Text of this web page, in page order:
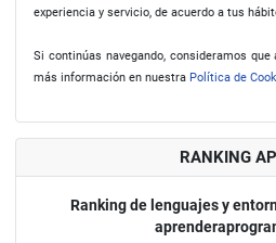
experiencia y servicio, de acuerdo a tus
Si continúas navegando, consideramos
más información en nuestra Política de
RANKING
Ranking de lenguajes y